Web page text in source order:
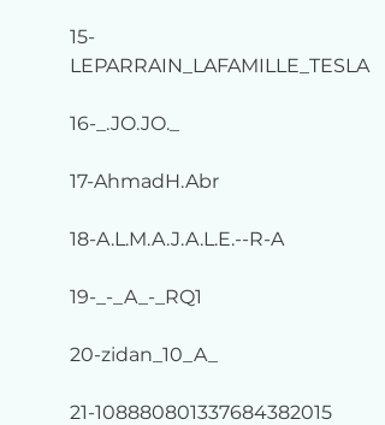
15-
LEPARRAIN_LAFAMILLE_TESLA
16-_.JO.JO._
17-AhmadH.Abr
18-A.L.M.A.J.A.L.E.--R-A
19-_-_A_-_RQ1
20-zidan_10_A_
21-108880801337684382015